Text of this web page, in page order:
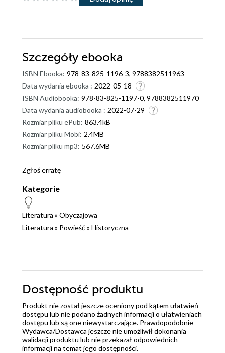
Szczegóły ebooka
ISBN Ebooka: 978-83-825-1196-3, 9788382511963
Data wydania ebooka : 2022-05-18
ISBN Audiobooka: 978-83-825-1197-0, 9788382511970
Data wydania audiobooka : 2022-07-29
Rozmiar pliku ePub: 863.4kB
Rozmiar pliku Mobi: 2.4MB
Rozmiar pliku mp3: 567.6MB
Zgłoś erratę
Kategorie
Literatura » Obyczajowa
Literatura » Powieść » Historyczna
Dostępność produktu
Produkt nie został jeszcze oceniony pod kątem ułatwień
dostępu lub nie podano żadnych informacji o ułatwieniach
dostępu lub są one niewystarczające. Prawdopodobnie
Wydawca/Dostawca jeszcze nie umożliwił dokonania
walidacji produktu lub nie przekazał odpowiednich
informacji na temat jego dostępności.